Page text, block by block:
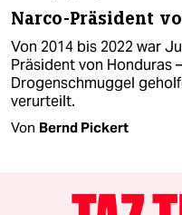
Narco-Präsident
Von 2014 bis 2022 war
Präsident von Honduras
Drogenschmuggel
verurteilt.
Von Bernd Pickert